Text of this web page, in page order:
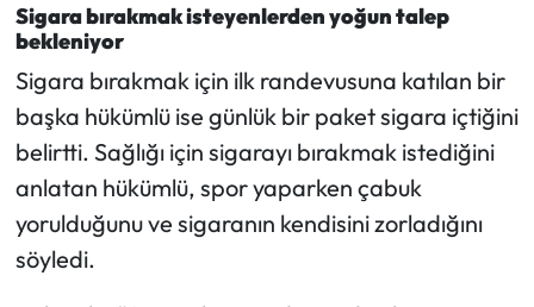
Sigara bırakmak isteyenlerden yoğun talep
bekleniyor
Sigara bırakmak için ilk randevusuna katılan bir
başka hükümlü ise günlük bir paket sigara içtiğini
belirtti. Sağlığı için sigarayı bırakmak istediğini
anlatan hükümlü, spor yaparken çabuk
yorulduğunu ve sigaranın kendisini zorladığını
söyledi.